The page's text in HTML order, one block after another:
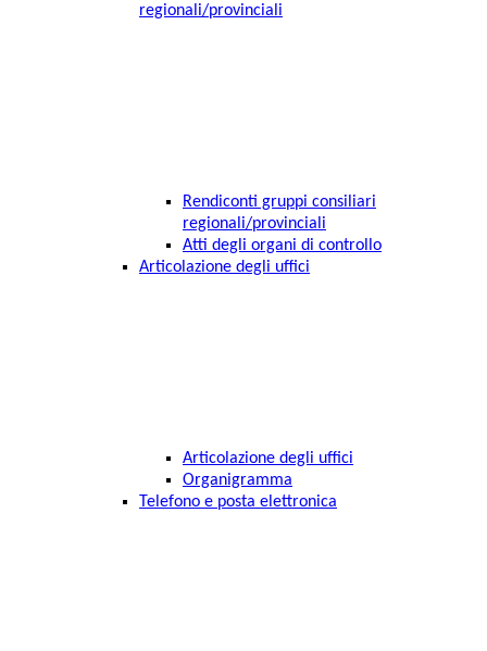
regionali/provinciali
Rendiconti gruppi consiliari
regionali/provinciali
Atti degli organi di controllo
Articolazione degli uffici
Articolazione degli uffici
Organigramma
Telefono e posta elettronica